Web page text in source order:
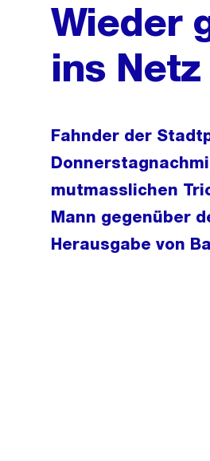
Wieder
ins Netz
Fahnder der
mutmasslichen
Mann gegenüber
Herausgabe von